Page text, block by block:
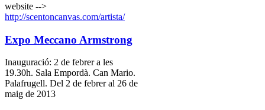
website -->
http://scentoncanvas.com/artista/
Expo Meccano Armstrong
Inauguració: 2 de febrer a les
19.30h. Sala Empordà. Can Mario.
Palafrugell. Del 2 de febrer al 26 de
maig de 2013